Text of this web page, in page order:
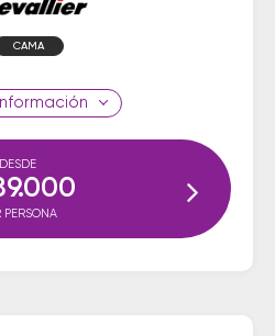
CAMA
DESDE
PERSONA